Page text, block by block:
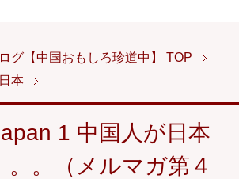
グ【中国おもしろ珍道中】
TOP
本
1 中国人が日本
。。（メルマガ第４